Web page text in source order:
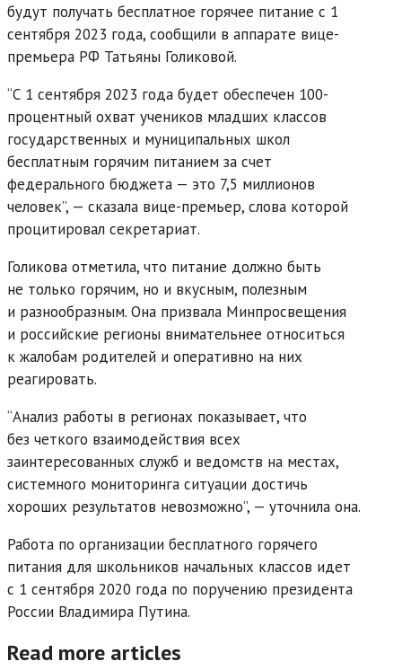
будут получать бесплатное горячее питание с 1
сентября 2023 года, сообщили в аппарате вице-
премьера РФ Татьяны Голиковой.
“С 1 сентября 2023 года будет обеспечен 100-
процентный охват учеников младших классов
государственных и муниципальных школ
бесплатным горячим питанием за счет
федерального бюджета — это 7,5 миллионов
человек”, — сказала вице-премьер, слова которой
процитировал секретариат.
Голикова отметила, что питание должно быть
не только горячим, но и вкусным, полезным
и разнообразным. Она призвала Минпросвещения
и российские регионы внимательнее относиться
к жалобам родителей и оперативно на них
реагировать.
“Анализ работы в регионах показывает, что
без четкого взаимодействия всех
заинтересованных служб и ведомств на местах,
системного мониторинга ситуации достичь
хороших результатов невозможно”, — уточнила она.
Работа по организации бесплатного горячего
питания для школьников начальных классов идет
с 1 сентября 2020 года по поручению президента
России Владимира Путина.
Read more articles